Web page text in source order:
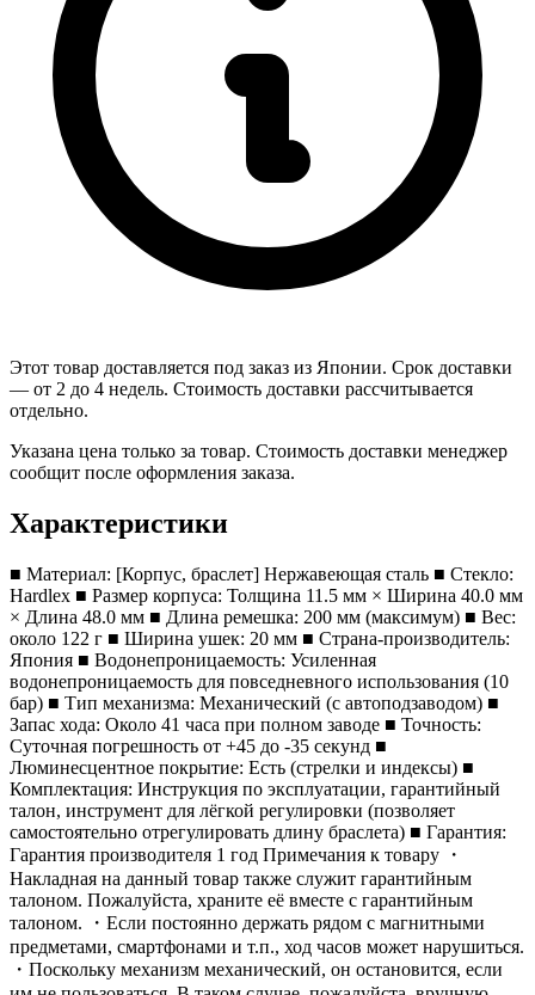
Этот товар доставляется под заказ из Японии. Срок доставки
— от 2 до 4 недель. Стоимость доставки рассчитывается
отдельно.
Указана цена только за товар. Стоимость доставки менеджер
сообщит после оформления заказа.
Характеристики
■ Материал: [Корпус, браслет] Нержавеющая сталь ■ Стекло:
Hardlex ■ Размер корпуса: Толщина 11.5 мм × Ширина 40.0 мм
× Длина 48.0 мм ■ Длина ремешка: 200 мм (максимум) ■ Вес:
около 122 г ■ Ширина ушек: 20 мм ■ Страна-производитель:
Япония ■ Водонепроницаемость: Усиленная
водонепроницаемость для повседневного использования (10
бар) ■ Тип механизма: Механический (с автоподзаводом) ■
Запас хода: Около 41 часа при полном заводе ■ Точность:
Суточная погрешность от +45 до -35 секунд ■
Люминесцентное покрытие: Есть (стрелки и индексы) ■
Комплектация: Инструкция по эксплуатации, гарантийный
талон, инструмент для лёгкой регулировки (позволяет
самостоятельно отрегулировать длину браслета) ■ Гарантия:
Гарантия производителя 1 год Примечания к товару ・
Накладная на данный товар также служит гарантийным
талоном. Пожалуйста, храните её вместе с гарантийным
талоном. ・Если постоянно держать рядом с магнитными
предметами, смартфонами и т.п., ход часов может нарушиться.
・Поскольку механизм механический, он остановится, если